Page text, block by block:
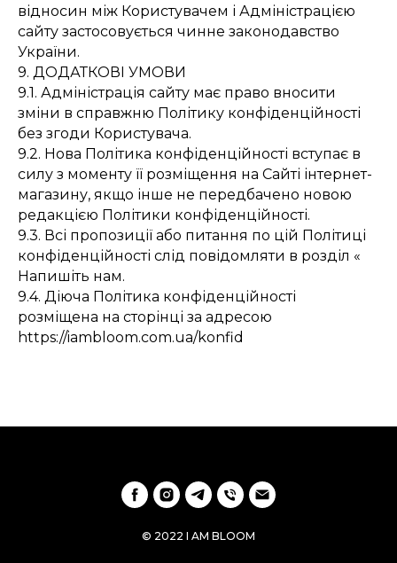
відносин між Користувачем і Адміністрацією
сайту застосовується чинне законодавство
України.
9. ДОДАТКОВІ УМОВИ
9.1. Адміністрація сайту має право вносити
зміни в справжню Політику конфіденційності
без згоди Користувача.
9.2. Нова Політика конфіденційності вступає в
силу з моменту її розміщення на Сайті інтернет-
магазину, якщо інше не передбачено новою
редакцією Політики конфіденційності.
9.3. Всі пропозиції або питання по цій Політиці
конфіденційності слід повідомляти в розділ «
Напишіть нам.
9.4. Діюча Політика конфіденційності
розміщена на сторінці за адресою
https://iambloom.com.ua/konfid
© 2022 I AM BLOOM